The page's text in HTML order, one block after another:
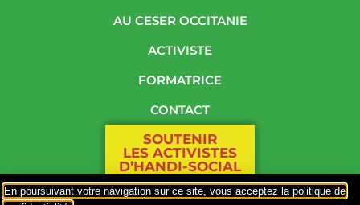
AU CESER OCCITANIE
ACTIVISTE
FORMATRICE
CONTACT
SOUTENIR
LES ACTIVISTES
D’HANDI-SOCIAL
En poursuivant votre navigation sur ce site, vous acceptez la politique de